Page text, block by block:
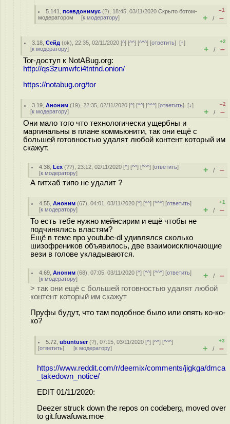
5.141 ,псевдонимус (?), 18:45, 03/11/2020Скрыто ботом-
модератором [к модератору]
–1
+ / –
3.18 ,Сейд (ok), 22:35, 02/11/2020 [^] [^^] [^^^] [ответить][↑]
[к модератору]
+2
+ / –
Tor-доступ к NotABug.org:
http://qs3zumwfci4tntnd.onion/
https://notabug.org/tor
3.19 ,Аноним (19), 22:35, 02/11/2020 [^] [^^] [^^^] [ответить][↓]
[к модератору]
–2
+ / –
Они мало того что технологически ущербны и
маргинальны в плане коммьюнити, так они ещё с
большей готовностью удалят любой контент который им
скажут.
4.38 ,Lex (??), 23:12, 02/11/2020 [^] [^^] [^^^] [ответить]
[к модератору] + / –
А гитхаб типо не удалит ?
4.55 ,Аноним (67), 04:01, 03/11/2020 [^] [^^] [^^^] [ответить]
[к модератору]
+1
+ / –
То есть тебе нужно мейнсирим и ещё чтобы не
подчинялись властям?
Ещё в теме про youtube-dl удивлялся сколько
шизофреников объявилось, две взаимоисключающие
вези в голове укладываются.
4.69 ,Аноним (68), 07:05, 03/11/2020 [^] [^^] [^^^] [ответить]
[к модератору] + / –
> так они ещё с большей готовностью удалят любой
контент который им скажут
Пруфы будут, что там подобное было или опять ко-ко-
ко?
5.72 ,ubuntuser(?), 07:15, 03/11/2020 [^] [^^] [^^^]
[ответить] [к модератору]
+3
+ / –
https://www.reddit.com/r/deemix/comments/jigkga/dmca
_takedown_notice/
EDIT 01/11/2020:
Deezer struck down the repos on codeberg, moved over
to git.fuwafuwa.moe